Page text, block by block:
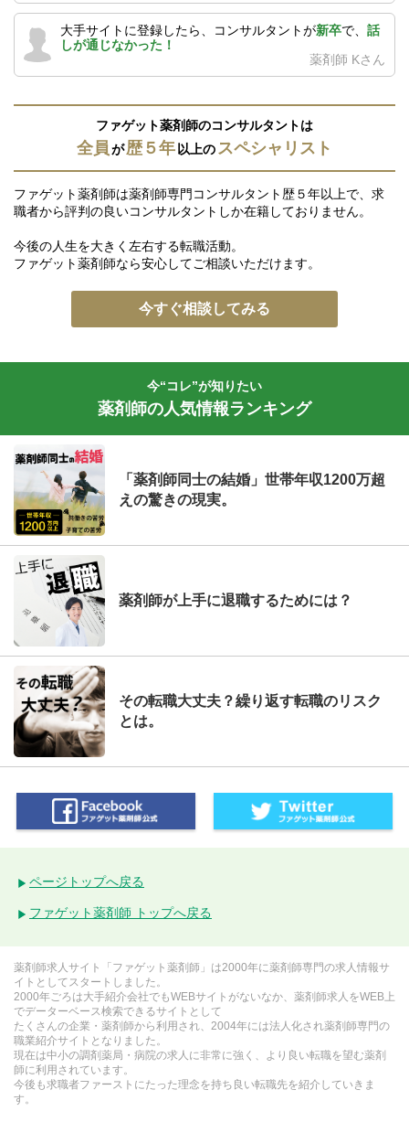
大手サイトに登録したら、コンサルタントが新卒で、 話
しが通じなかった！
薬剤師 Kさん
ファゲット薬剤師のコンサルタントは
全員が歴５年以上のスペシャリスト
ファゲット薬剤師は薬剤師専門コンサルタント歴５年以上で、求
職者から評判の良いコンサルタントしか在籍しておりません。
今後の人生を大きく左右する転職活動。
ファゲット薬剤師なら安心してご相談いただけます。
今すぐ相談してみる
今“コレ”が知りたい
薬剤師の人気情報ランキング
「薬剤師同士の結婚」世帯年収1200万超
えの驚きの現実。
薬剤師が上手に退職するためには？
その転職大丈夫？繰り返す転職のリスク
とは。
ページトップへ戻る
ファゲット薬剤師 トップへ戻る
薬剤師求人サイト「ファゲット薬剤師」は2000年に薬剤師専門の求人情報サ
イトとしてスタートしました。
2000年ごろは大手紹介会社でもWEBサイトがないなか、薬剤師求人をWEB上
でデーターベース検索できるサイトとして
たくさんの企業・薬剤師から利用され、2004年には法人化され薬剤師専門の
職業紹介サイトとなりました。
現在は中小の調剤薬局・病院の求人に非常に強く、より良い転職を望む薬剤
師に利用されています。
今後も求職者ファーストにたった理念を持ち良い転職先を紹介していきま
す。